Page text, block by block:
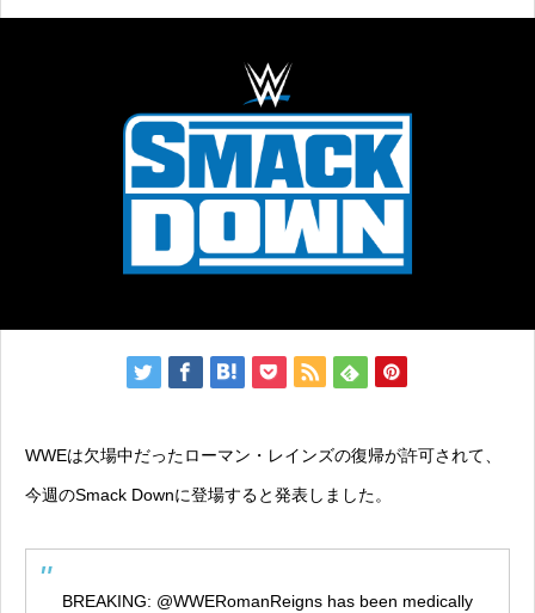
WWEは欠場中だったローマン・レインズの復帰が許可されて、
今週のSmack Downに登場すると発表しました。
BREAKING: @WWERomanReigns has been medically